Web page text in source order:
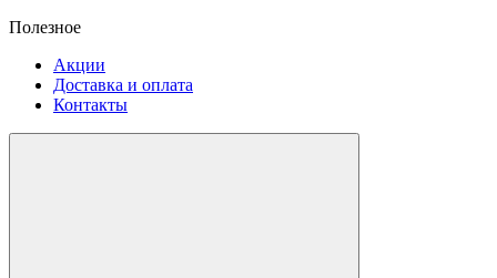
Полезное
Акции
Доставка и оплата
Контакты